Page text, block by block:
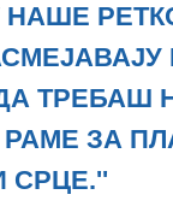
ТРЕБАШ
ЗА
СРЦЕ.''